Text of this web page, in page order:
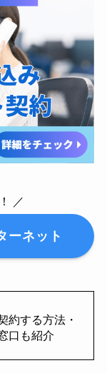
／
ーネット
約する方法・
口も紹介